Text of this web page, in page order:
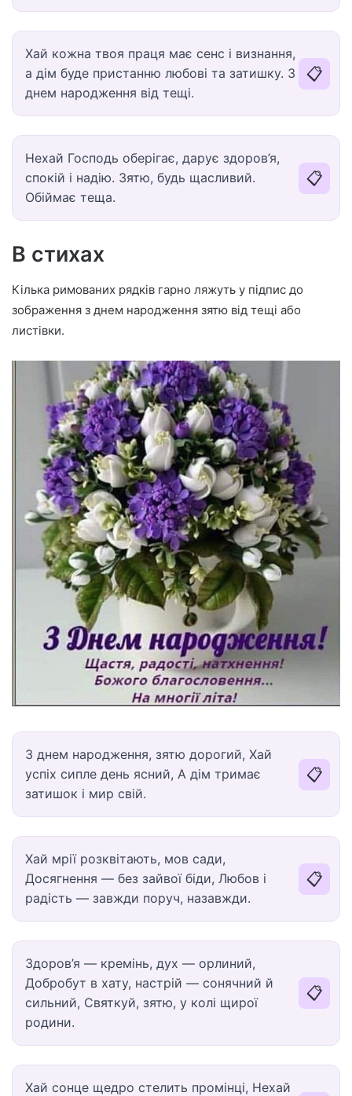
Хай кожна твоя праця має сенс і визнання,
а дім буде пристанню любові та затишку. З
днем народження від тещі.
📋
Нехай Господь оберігає, дарує здоров’я,
спокій і надію. Зятю, будь щасливий.
Обіймає теща.
📋
В стихах
Кілька римованих рядків гарно ляжуть у підпис до
зображення з днем народження зятю від тещі або
листівки.
З днем народження, зятю дорогий, Хай
успіх сипле день ясний, А дім тримає
затишок і мир свій.
📋
Хай мрії розквітають, мов сади,
Досягнення — без зайвої біди, Любов і
радість — завжди поруч, назавжди.
📋
Здоров’я — кремінь, дух — орлиний,
Добробут в хату, настрій — сонячний й
сильний, Святкуй, зятю, у колі щирої
родини.
📋
Хай сонце щедро стелить промінці, Нехай